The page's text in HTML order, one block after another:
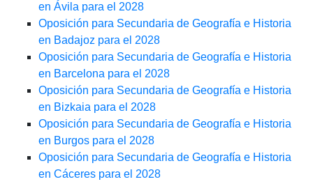
en Ávila para el 2028
Oposición para Secundaria de Geografía e Historia
en Badajoz para el 2028
Oposición para Secundaria de Geografía e Historia
en Barcelona para el 2028
Oposición para Secundaria de Geografía e Historia
en Bizkaia para el 2028
Oposición para Secundaria de Geografía e Historia
en Burgos para el 2028
Oposición para Secundaria de Geografía e Historia
en Cáceres para el 2028